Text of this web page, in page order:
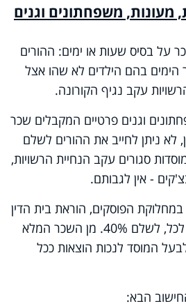
משפחתונים וגנים
על בסיס שעות או ימים: ההורים
הימים בהם הילדים לא שהו אצל
עקב נגיף הקורונה.
וגנים פרטיים המקבלים שכר
לא ניתן לחייב את ההורים לשלם
סגורים עקב הנחיית הרשויות,
- אין לגבותם.
הפוסקים, הוראת בית הדין
כי ההנהגה הראויה בזה לכל, לשלם 40%. מן השכר המלא
המוסד לנכות הוצאות ככל